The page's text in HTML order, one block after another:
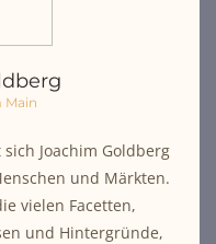
Joachim Goldberg
und Märkten.
vielen Facetten,
und Hintergründe,